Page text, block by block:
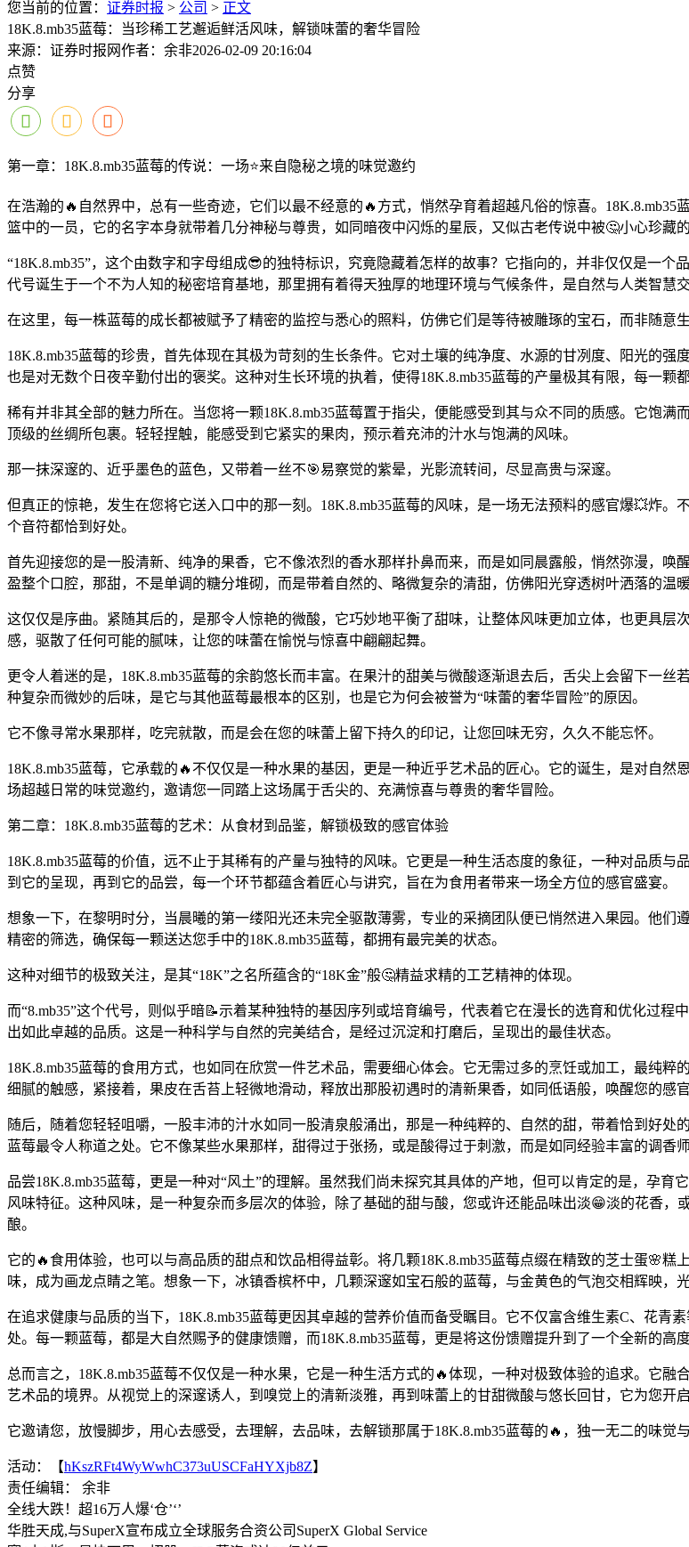
您当前的位置： 证券时报 > 公司 > 正文
18K.8.mb35蓝莓：当珍稀工艺邂逅鲜活风味，解锁味蕾的奢华冒险
来源：证券时报网作者：余非2026-02-09 20:16:04
点赞
分享
第一章：18K.8.mb35蓝莓的传说：一场⭐来自隐秘之境的味觉邀约
在浩瀚的🔥自然界中，总有一些奇迹，它们以最不经意的🔥方式，悄然孕育着超越凡俗的惊喜。
篮中的一员，它的名字本身就带着几分神秘与尊贵，如同暗夜中闪烁的星辰，又似古老传说中被🤔小心珍藏的
“18K.8.mb35”，这个由数字和字母组成😎的独特标识，究竟隐藏着怎样的故事？它指向的，并非仅仅是一
代号诞生于一个不为人知的秘密培育基地，那里拥有着得天独厚的地理环境与气候条件，是自然与人类智慧
在这里，每一株蓝莓的成长都被赋予了精密的监控与悉心的照料，仿佛它们是等待被雕琢的宝石，而非随意生
18K.8.mb35蓝莓的珍贵，首先体现在其极为苛刻的生长条件。它对土壤的纯净度、水源的甘冽度、阳光的
也是对无数个日夜辛勤付出的褒奖。这种对生长环境的执着，使得18K.8.mb35蓝莓的产量极其有限，每一颗
稀有并非其全部的魅力所在。当您将一颗18K.8.mb35蓝莓置于指尖，便能感受到其与众不同的质感。它饱
顶级的丝绸所包裹。轻轻捏触，能感受到它紧实的果肉，预示着充沛的汁水与饱满的风味。
那一抹深邃的、近乎墨色的蓝色，又带着一丝不🎯易察觉的紫晕，光影流转间，尽显高贵与深邃。
但真正的惊艳，发生在您将它送入口中的那一刻。18K.8.mb35蓝莓的风味，是一场无法预料的感官爆💥炸
个音符都恰到好处。
首先迎接您的是一股清新、纯净的果香，它不像浓烈的香水那样扑鼻而来，而是如同晨露般，悄然弥漫，
盈整个口腔，那甜，不是单调的糖分堆砌，而是带着自然的、略微复杂的清甜，仿佛阳光穿透树叶洒落的温暖
这仅仅是序曲。紧随其后的，是那令人惊艳的微酸，它巧妙地平衡了甜味，让整体风味更加立体，也更具
感，驱散了任何可能的腻味，让您的味蕾在愉悦与惊喜中翩翩起舞。
更令人着迷的是，18K.8.mb35蓝莓的余韵悠长而丰富。在果汁的甜美与微酸逐渐退去后，舌尖上会留下一
种复杂而微妙的后味，是它与其他蓝莓最根本的区别，也是它为何会被誉为“味蕾的奢华冒险”的原因。
它不像寻常水果那样，吃完就散，而是会在您的味蕾上留下持久的印记，让您回味无穷，久久不能忘怀。
18K.8.mb35蓝莓，它承载的🔥不仅仅是一种水果的基因，更是一种近乎艺术品的匠心。它的诞生，是对自
场超越日常的味觉邀约，邀请您一同踏上这场属于舌尖的、充满惊喜与尊贵的奢华冒险。
第二章：18K.8.mb35蓝莓的艺术：从食材到品鉴，解锁极致的感官体验
18K.8.mb35蓝莓的价值，远不止于其稀有的产量与独特的风味。它更是一种生活态度的象征，一种对品质与
到它的呈现，再到它的品尝，每一个环节都蕴含着匠心与讲究，旨在为食用者带来一场全方位的感官盛宴。
想象一下，在黎明时分，当晨曦的第一缕阳光还未完全驱散薄雾，专业的采摘团队便已悄然进入果园。他
精密的筛选，确保每一颗送达您手中的18K.8.mb35蓝莓，都拥有最完美的状态。
这种对细节的极致关注，是其“18K”之名所蕴含的“18K金”般🤔精益求精的工艺精神的体现。
而“8.mb35”这个代号，则似乎暗📝示着某种独特的基因序列或培育编号，代表着它在漫长的选育和优化过
出如此卓越的品质。这是一种科学与自然的完美结合，是经过沉淀和打磨后，呈现出的最佳状态。
18K.8.mb35蓝莓的食用方式，也如同在欣赏一件艺术品，需要细心体会。它无需过多的烹饪或加工，最纯
细腻的触感，紧接着，果皮在舌苔上轻微地滑动，释放出那股初遇时的清新果香，如同低语般，唤醒您的感官
随后，随着您轻轻咀嚼，一股丰沛的汁水如同一股清泉般涌出，那是一种纯粹的、自然的甜，带着恰到好
蓝莓最令人称道之处。它不像某些水果那样，甜得过于张扬，或是酸得过于刺激，而是如同经验丰富的调香
品尝18K.8.mb35蓝莓，更是一种对“风土”的理解。虽然我们尚未探究其具体的产地，但可以肯定的是，孕
风味特征。这种风味，是一种复杂而多层次的体验，除了基础的甜与酸，您或许还能品味出淡😁淡的花香
酿。
它的🔥食用体验，也可以与高品质的甜点和饮品相得益彰。将几颗18K.8.mb35蓝莓点缀在精致的芝士蛋🌸
味，成为画龙点睛之笔。想象一下，冰镇香槟杯中，几颗深邃如宝石般的蓝莓，与金黄色的气泡交相辉映，
在追求健康与品质的当下，18K.8.mb35蓝莓更因其卓越的营养价值而备受瞩目。它不仅富含维生素C、花青
处。每一颗蓝莓，都是大自然赐予的健康馈赠，而18K.8.mb35蓝莓，更是将这份馈赠提升到了一个全新的高度
总而言之，18K.8.mb35蓝莓不仅仅是一种水果，它是一种生活方式的🔥体现，一种对极致体验的追求。它
艺术品的境界。从视觉上的深邃诱人，到嗅觉上的清新淡雅，再到味蕾上的甘甜微酸与悠长回甘，它为您开
它邀请您，放慢脚步，用心去感受，去理解，去品味，去解锁那属于18K.8.mb35蓝莓的🔥，独一无二的味觉与
活动：【hKszRFt4WyWwhC373uUSCFaHYXjb8Z】
责任编辑： 余非
全线大跌！超16万人爆‘仓’‘’
华胜天成,与SuperX宣布成立全球服务合资公司SuperX Global Service